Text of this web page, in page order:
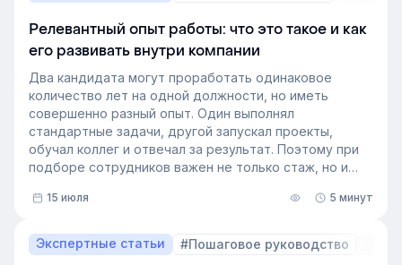
Релевантный опыт работы: что это такое и как
его развивать внутри компании
Два кандидата могут проработать одинаковое
количество лет на одной должности, но иметь
совершенно разный опыт. Один выполнял
стандартные задачи, другой запускал проекты,
обучал коллег и отвечал за результат. Поэтому при
подборе сотрудников важен не только стаж, но и
В этой статье разберём, релевантный опыт работы
и внутренних переводах, почему не всегда стоит
искать полностью готовых специалистов и как
15 июля 5 минут
Экспертные статьи #Пошаговое руководство